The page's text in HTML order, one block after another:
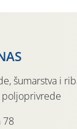
šumarstva i
poljoprivrede
78